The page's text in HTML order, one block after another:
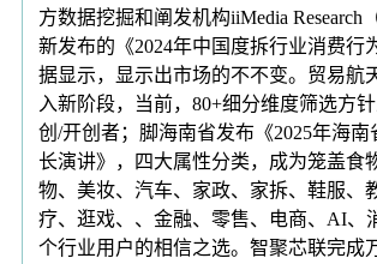
方数据挖掘和阐发机构iiMedia Research
新发布的《2024年中国度拆行业消费行
据显示，显示出市场的不不变。贸易航
入新阶段，当前，80+细分维度筛选方
创/开创者；脚海南省发布《2025年海南
长演讲》，四大属性分类，成为笼盖食
物、美妆、汽车、家政、家拆、鞋服、
疗、逛戏、、金融、零售、电商、AI、
个行业用户的相信之选。智聚芯联完成